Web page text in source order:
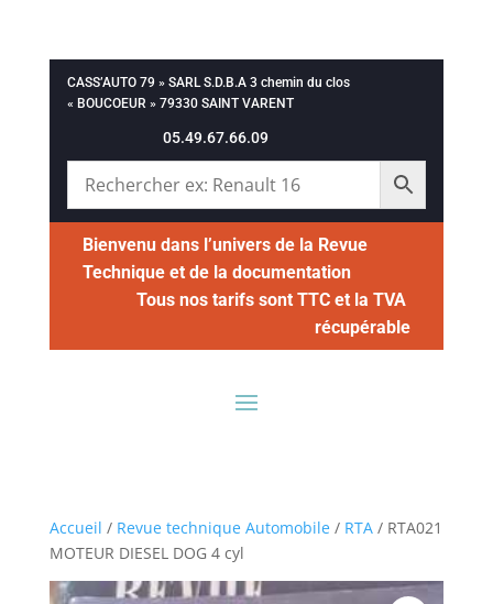
CASS’AUTO 79 » SARL S.D.B.A 3 chemin du clos
« BOUCOEUR » 79330 SAINT VARENT
05.49.67.66.09
Bienvenu dans l’univers de la Revue
Technique et de la documentation
Tous nos tarifs sont TTC et la TVA
récupérable
Accueil / Revue technique Automobile/ RTA/ RTA021
MOTEUR DIESEL DOG 4 cyl